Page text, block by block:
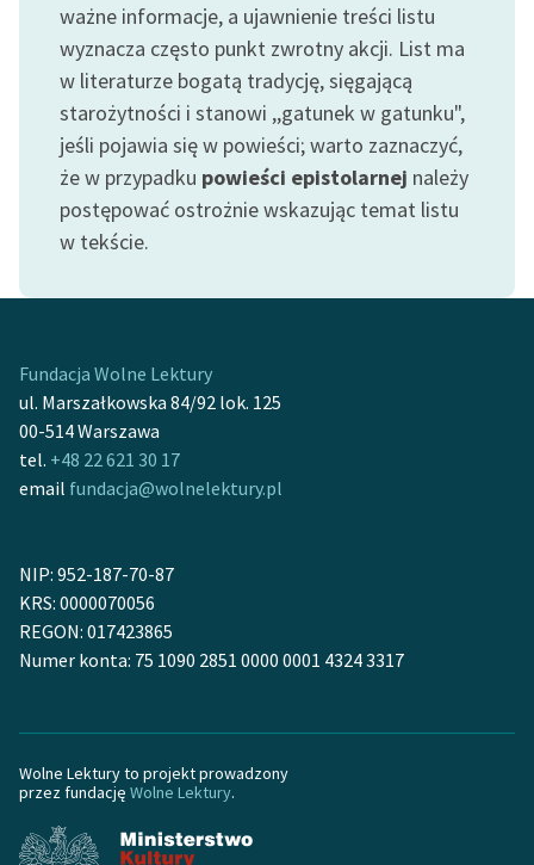
Odkurzamy bohaterów
Szkoła Poezji Wolnych
Lektur
O nas
O projekcie
Zespół
Zasady wykorzystania
Wolnych Lektur
Logotypy
Materiały promocyjne
Regulamin biblioteki
Informacja o treściach
wrażliwych
Deklaracja dostępności
ważne informacje, a ujawnienie treści listu
wyznacza często punkt zwrotny akcji. List ma
w literaturze bogatą tradycję, sięgającą
starożytności i stanowi ,,gatunek w gatunku",
jeśli pojawia się w powieści; warto zaznaczyć,
że w przypadku powieści epistolarnej należy
postępować ostrożnie wskazując temat listu
w tekście.
Fundacja Wolne Lektury
ul. Marszałkowska 84/92 lok. 125
00-514 Warszawa
tel. +48 22 621 30 17
email fundacja@wolnelektury.pl
NIP: 952-187-70-87
KRS: 0000070056
REGON: 017423865
Numer konta: 75 1090 2851 0000 0001 4324 3317
Wolne Lektury to projekt prowadzony
przez fundację Wolne Lektury.